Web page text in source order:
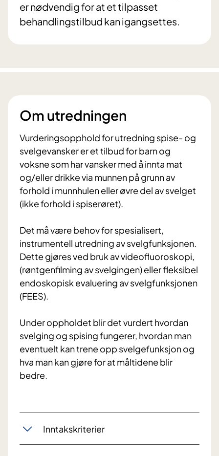
er nødvendig for at et tilpasset
behandlingstilbud kan igangsettes.
Om utredningen
Vurderingsopphold for utredning spise- og
svelgevansker er et tilbud for barn og
voksne som har vansker med å innta mat
og/eller drikke via munnen på grunn av
forhold i munnhulen eller øvre del av svelget
(ikke forhold i spiserøret).
Det må være behov for spesialisert,
instrumentell utredning av svelgfunksjonen.
Dette gjøres ved bruk av videofluoroskopi,
(røntgenfilming av svelgingen) eller fleksibel
endoskopisk evaluering av svelgfunksjonen
(FEES).
Under oppholdet blir det vurdert hvordan
svelging og spising fungerer, hvordan man
eventuelt kan trene opp svelgefunksjon og
hva man kan gjøre for at måltidene blir
bedre.
Inntakskriterier